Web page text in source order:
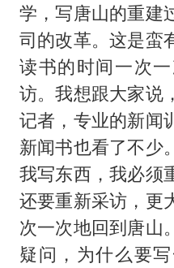
学，写唐山的重建
司的改革。这是蛮
读书的时间一次
访。我想跟大家说
记者，专业的新闻
新闻书也看了不少
我写东西，我必须
还要重新采访，更
次一次地回到唐山
疑问，为什么要